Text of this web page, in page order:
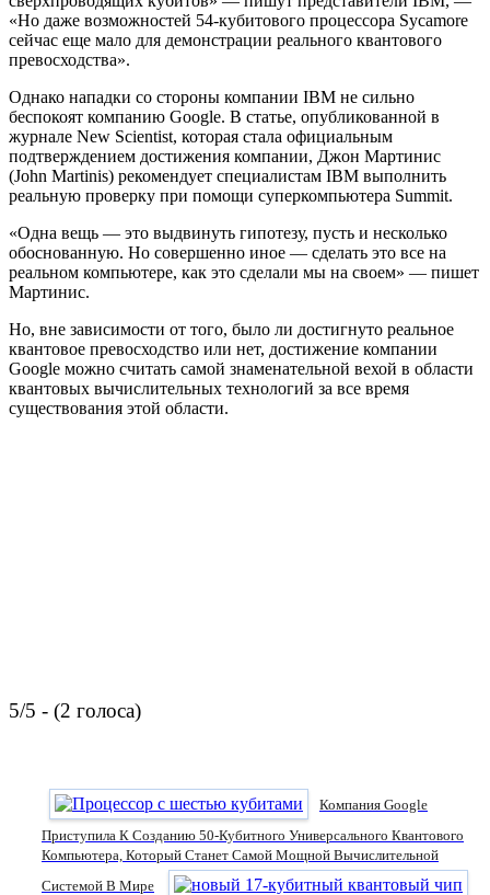
«Но даже возможностей 54-кубитового процессора Sycamore
сейчас еще мало для демонстрации реального квантового
превосходства».
Однако нападки со стороны компании IBM не сильно
беспокоят компанию Google. В статье, опубликованной в
журнале New Scientist, которая стала официальным
подтверждением достижения компании, Джон Мартинис
(John Martinis) рекомендует специалистам IBM выполнить
реальную проверку при помощи суперкомпьютера Summit.
«Одна вещь — это выдвинуть гипотезу, пусть и несколько
обоснованную. Но совершенно иное — сделать это все на
реальном компьютере, как это сделали мы на своем» — пишет
Мартинис.
Но, вне зависимости от того, было ли достигнуто реальное
квантовое превосходство или нет, достижение компании
Google можно считать самой знаменательной вехой в области
квантовых вычислительных технологий за все время
существования этой области.
5/5 - (2 голоса)
Компания Google
Приступила К Созданию 50-Кубитного Универсального Квантового
Компьютера, Который Станет Самой Мощной Вычислительной
Системой В Мире